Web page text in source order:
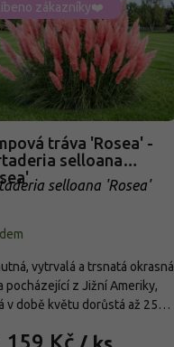
zákazníky❤️
tráva 'Rosea' -
selloana
selloana 'Rosea'
vytrvalá a trsnatá okrasná
pocházející z Jižní Ameriky,
v době květu dorůstá až 250
květenství světle